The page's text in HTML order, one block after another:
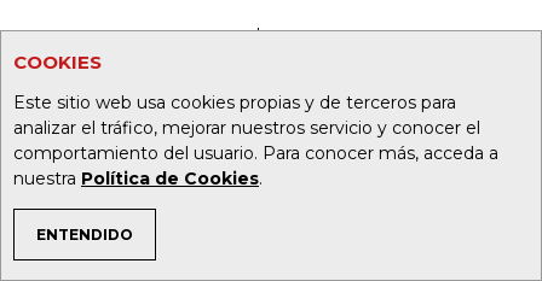
COOKIES
Este sitio web usa cookies propias y de terceros para
analizar el tráfico, mejorar nuestros servicio y conocer el
comportamiento del usuario. Para conocer más, acceda a
nuestra Política de Cookies.
ENTENDIDO
TEMAS DE INTERÉS
canalrcn.com
noticiasrcn.com